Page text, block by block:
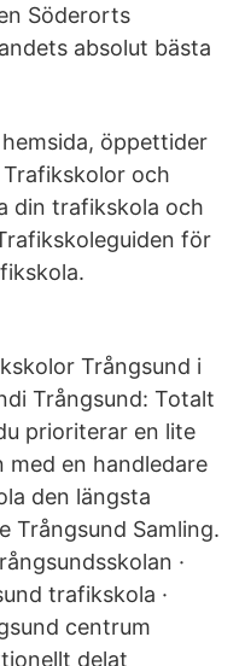
Söderorts
absolut bästa
öppettider
och
din trafikskola och
för
Trångsund i
Trångsund: Totalt
prioriterar en lite
en handledare
den längsta
Trångsund Samling.
·
trafikskola ·
centrum
delat